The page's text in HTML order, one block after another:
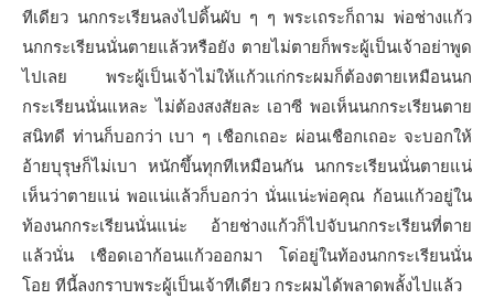
ทีเดียว นกกระเรียนลงไปดิ้นผับ ๆ ๆ พระเถระก็ถาม พ่อช่างแก้ว
นกกระเรียนนั่นตายแล้วหรือยัง ตายไม่ตายก็พระผู้เป็นเจ้าอย่าพูด
ไปเลย พระผู้เป็นเจ้าไม่ให้แก้วแก่กระผมก็ต้องตายเหมือนนก
กระเรียนนั่นแหละ ไม่ต้องสงสัยละ เอาซี พอเห็นนกกระเรียนตาย
สนิทดี ท่านก็บอกว่า เบา ๆ เชือกเถอะ ผ่อนเชือกเถอะ จะบอกให้
อ้ายบุรุษก็ไม่เบา หนักขึ้นทุกทีเหมือนกัน นกกระเรียนนั่นตายแน่
เห็นว่าตายแน่ พอแน่แล้วก็บอกว่า นั่นแน่ะพ่อคุณ ก้อนแก้วอยู่ใน
ท้องนกกระเรียนนั่นแน่ะ อ้ายช่างแก้วก็ไปจับนกกระเรียนที่ตาย
แล้วนั่น เชือดเอาก้อนแก้วออกมา โด่อยู่ในท้องนกกระเรียนนั่น
โอย ทีนี้ลงกราบพระผู้เป็นเจ้าทีเดียว กระผมได้พลาดพลั้งไปแล้ว